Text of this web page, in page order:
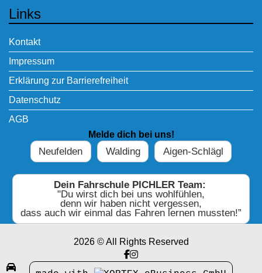

Links
Kontakt
Impressum
Erklärung zur Barrierefreiheit
Datenschutz
AGB
Melde dich bei uns!
Neufelden Walding Aigen-Schlägl
Dein Fahrschule PICHLER Team:
"Du wirst dich bei uns wohlfühlen,
denn wir haben nicht vergessen,
dass auch wir einmal das Fahren lernen mussten!”
2026 © All Rights Reserved